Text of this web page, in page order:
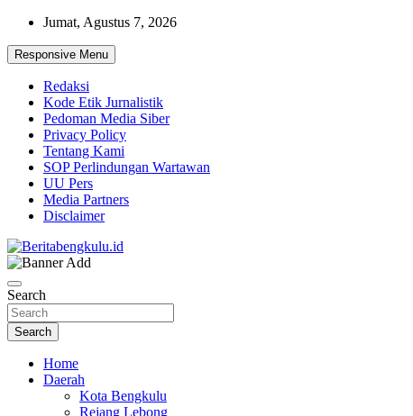
Skip
content
Jumat, Agustus 7, 2026
Responsive Menu
Redaksi
Kode Etik Jurnalistik
Pedoman Media Siber
Privacy Policy
Tentang Kami
SOP Perlindungan Wartawan
UU Pers
Media Partners
Disclaimer
Beritabengkulu.id
Search
Search
Home
Daerah
Kota Bengkulu
Rejang Lebong